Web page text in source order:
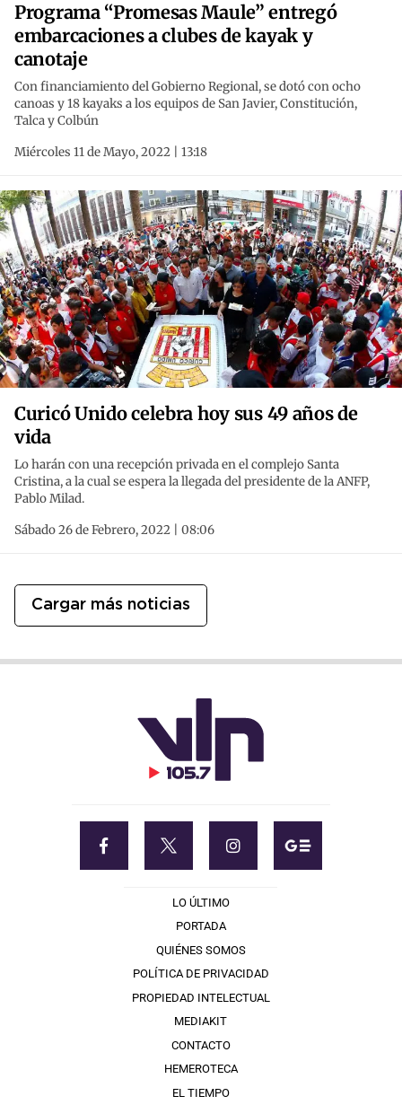
Programa “Promesas Maule” entregó
embarcaciones a clubes de kayak y
canotaje
Con financiamiento del Gobierno Regional, se dotó con ocho
canoas y 18 kayaks a los equipos de San Javier, Constitución,
Talca y Colbún
Miércoles 11 de Mayo, 2022 | 13:18
Curicó Unido celebra hoy sus 49 años de
vida
Lo harán con una recepción privada en el complejo Santa
Cristina, a la cual se espera la llegada del presidente de la ANFP,
Pablo Milad.
Sábado 26 de Febrero, 2022 | 08:06
Cargar más noticias
LO ÚLTIMO
PORTADA
QUIÉNES SOMOS
POLÍTICA DE PRIVACIDAD
PROPIEDAD INTELECTUAL
MEDIAKIT
CONTACTO
HEMEROTECA
EL TIEMPO